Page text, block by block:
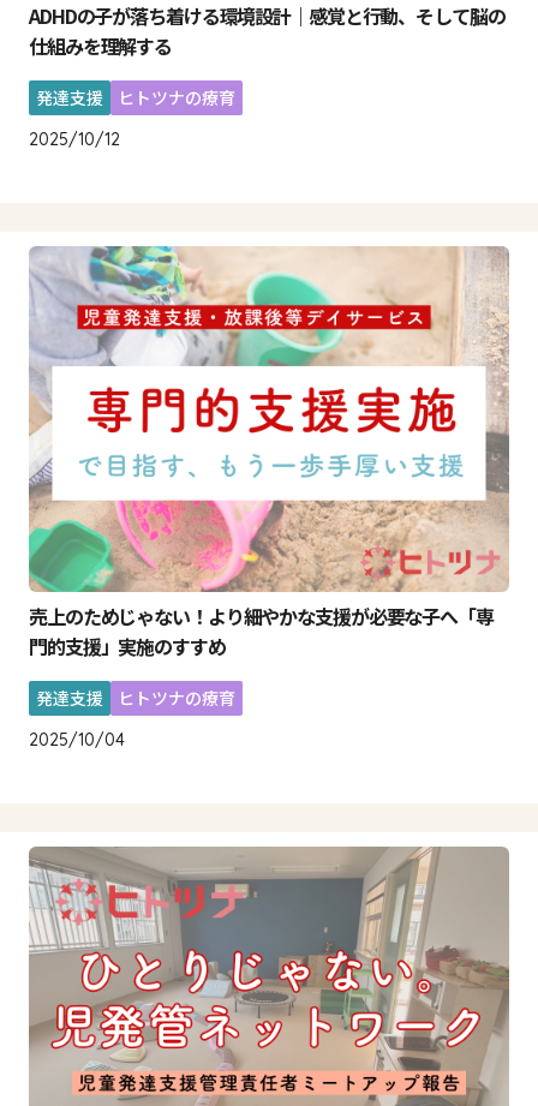
ADHDの子が落ち着ける環境設計｜感覚と行動、そして脳の
仕組みを理解する
発達支援 ヒトツナの療育
2025/10/12
売上のためじゃない！より細やかな支援が必要な子へ「専
門的支援」実施のすすめ
発達支援 ヒトツナの療育
2025/10/04